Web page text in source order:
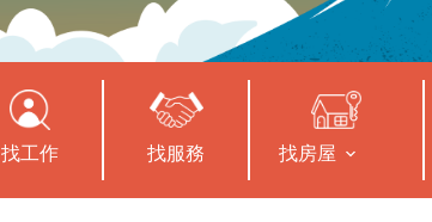
找工作 找服務 找房屋